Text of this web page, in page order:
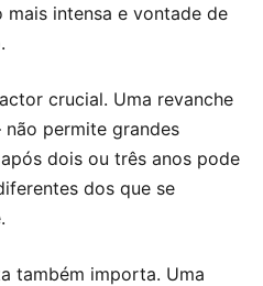
intensa e vontade de
crucial. Uma revanche
não permite grandes
dois ou três anos pode
dos que se
também importa. Uma